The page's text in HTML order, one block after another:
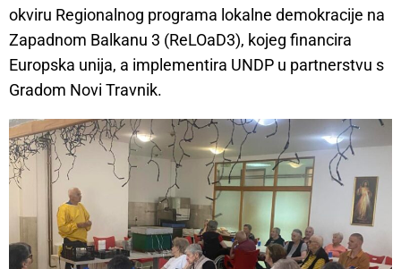
okviru Regionalnog programa lokalne demokracije na
Zapadnom Balkanu 3 (ReLOaD3), kojeg financira
Europska unija, a implementira UNDP u partnerstvu s
Gradom Novi Travnik.